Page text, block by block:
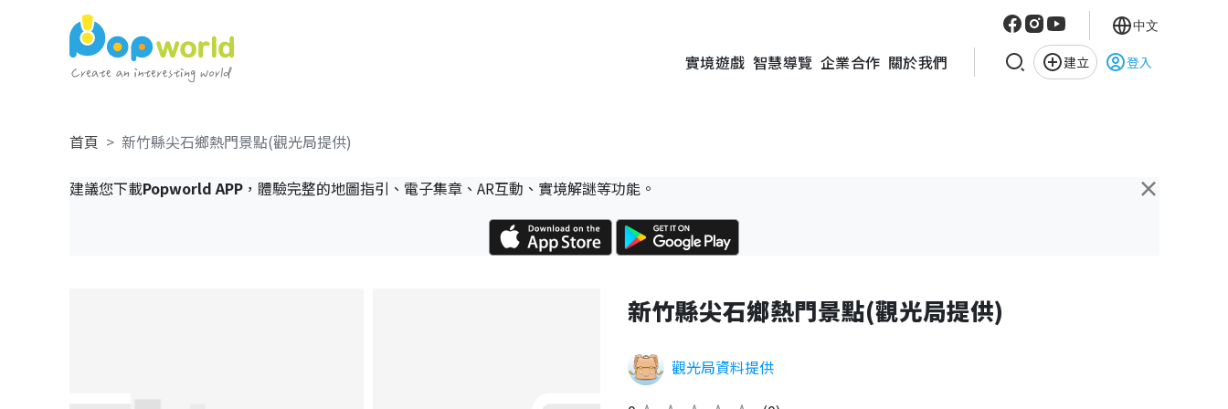
實境遊戲 智慧導覽 企業合作 關於我們 建立 登入
中文
首頁 新竹縣尖石鄉熱門景點(觀光局提供)
×
建議您下載Popworld APP，體驗完整的地圖指引、電子集章、AR互動、實境解謎等功能。
新竹縣尖石鄉熱門景點(觀光局提供)
觀光局資料提供